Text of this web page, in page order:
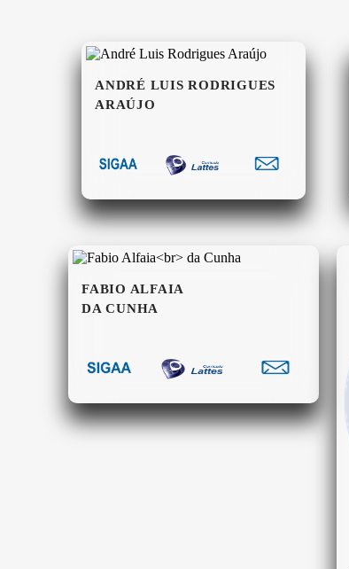
ANDRÉ LUIS RODRIGUES
ARAÚJO
FABIO ALFAIA
DA CUNHA